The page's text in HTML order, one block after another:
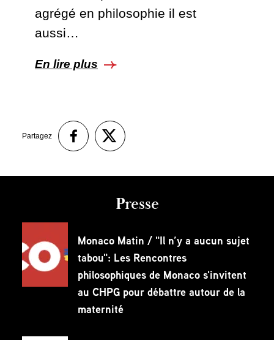
agrégé en philosophie il est
aussi…
En lire plus
Partagez
Presse
Monaco Matin / "Il n’y a aucun sujet
tabou": Les Rencontres
philosophiques de Monaco s'invitent
au CHPG pour débattre autour de la
maternité